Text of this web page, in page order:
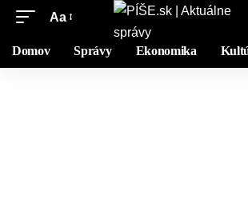
Aa
Domov Správy Ekonomika